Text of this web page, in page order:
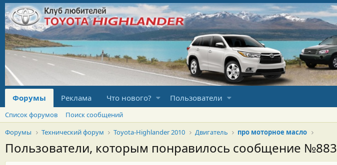
Форумы Реклама Что нового? Пользователи
Список форумов
Поиск сообщений
Форумы
Технический форум Toyota-Highlander 2010 Двигатель про моторное масло
Пользователи, которым понравилось сообщение №883